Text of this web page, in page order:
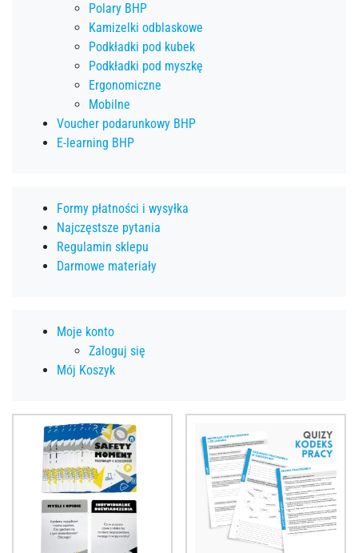
Polary BHP
Kamizelki odblaskowe
Podkładki pod kubek
Podkładki pod myszkę
Ergonomiczne
Mobilne
Voucher podarunkowy BHP
E-learning BHP
Formy płatności i wysyłka
Najczęstsze pytania
Regulamin sklepu
Darmowe materiały
Moje konto
Zaloguj się
Mój Koszyk